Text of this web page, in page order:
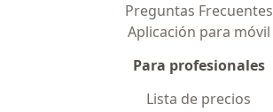
Preguntas Frecuentes
Aplicación para móvil
Para profesionales
Lista de precios